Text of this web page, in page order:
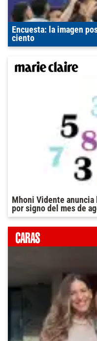
Encuesta: la imagen
ciento
Mhoni Vidente
por signo del mes de